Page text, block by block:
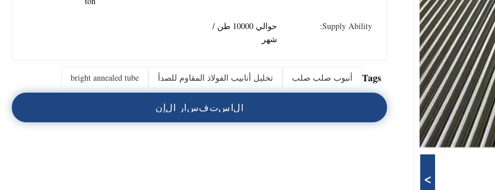
>
Supply Ability:
حوالي 10000 طن /
شهر
Tags أنبوب صلب صلب تخليل أنابيب الفولاذ المقاوم للصدأ bright annealed tube
الاستفسار الآن